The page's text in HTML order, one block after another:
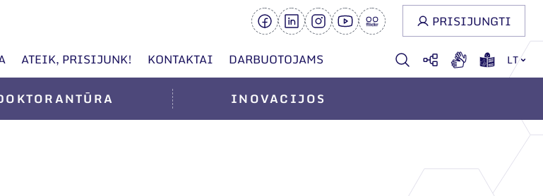
ATEIK, PRISIJUNK! KONTAKTAI DARBUOTOJAMS LT
PRISIJUNGTI
INOVACIJOS